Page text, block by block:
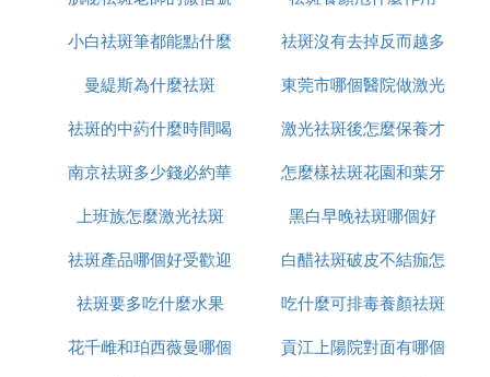
對視網膜可能造成的傷害。
激光祛斑忌口一般不能吃什麼2
後的忌口食物：
1、辛辣刺激食物
激光祛斑之後，為了讓創傷部位更快好轉，應該養成
此類食物不僅會對傷口癒合造成影響，還非常容易讓
機體出現上火問題。
是多少
小白祛斑筆都能點什麼
祛斑沒有去掉反而越多
怎麼辦
曼緹斯為什麼祛斑
東莞市哪個醫院做激光
祛斑好
祛斑的中葯什麼時間喝
最好
激光祛斑後怎麼保養才
恢復的好
南京祛斑多少錢必約華
美n高效
怎麼樣祛斑花園和葉牙
上班族怎麼激光祛斑
黑白早晚祛斑哪個好
祛斑產品哪個好受歡迎
美姿爾
白醋祛斑破皮不結痂怎
麼辦
祛斑要多吃什麼水果
吃什麼可排毒養顏祛斑
花千雌和珀西薇曼哪個
貢江上陽院對面有哪個